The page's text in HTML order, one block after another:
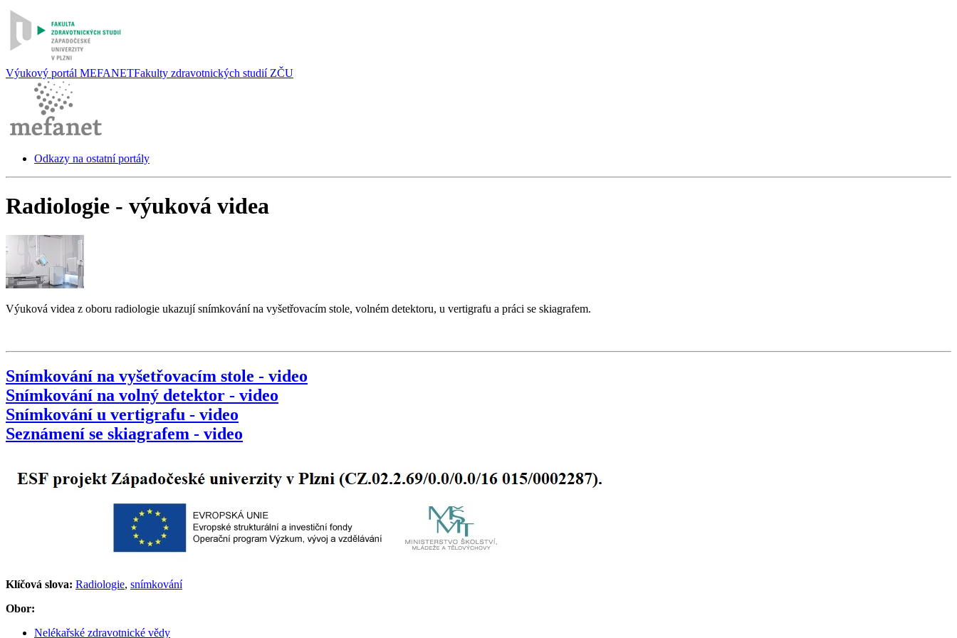
Výukový portál MEFANETFakulty zdravotnických studií ZČU
Odkazy na ostatní portály
Radiologie - výuková videa
Výuková videa z oboru radiologie ukazují snímkování na vyšetřovacím stole, volném detektoru, u vertigrafu a práci se skiagrafem.
Snímkování na vyšetřovacím stole - video
Snímkování na volný detektor - video
Snímkování u vertigrafu - video
Seznámení se skiagrafem - video
Klíčová slova: Radiologie, snímkování
Obor:
Nelékařské zdravotnické vědy